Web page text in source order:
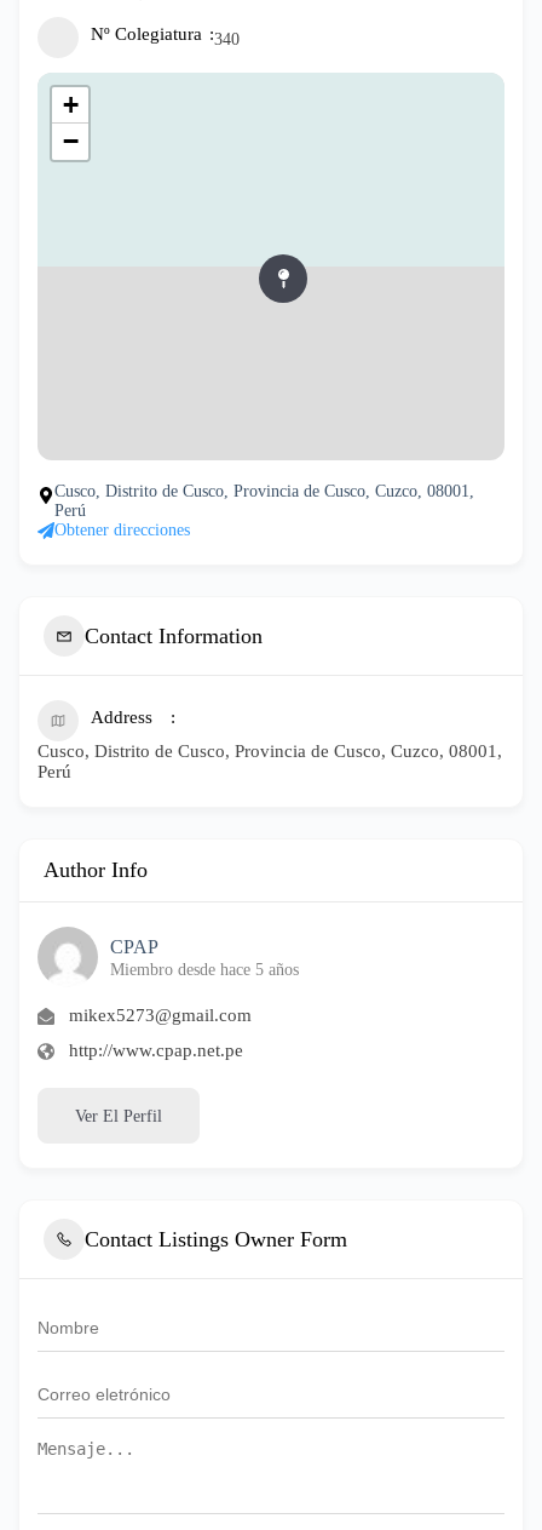
Nº Colegiatura 340
+
−
Cusco, Distrito de Cusco, Provincia de Cusco, Cuzco, 08001,
Perú
Obtener direcciones
Contact Information
Address
Cusco, Distrito de Cusco, Provincia de Cusco, Cuzco, 08001,
Perú
Author Info
CPAP
Miembro desde hace 5 años
mikex5273@gmail.com
http://www.cpap.net.pe
Ver El Perfil
Contact Listings Owner Form